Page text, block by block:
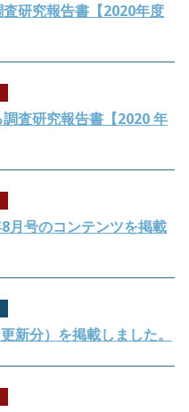
研究報告書【2020年度
査研究報告書【2020 年
号のコンテンツを掲載
新分）を掲載しました。